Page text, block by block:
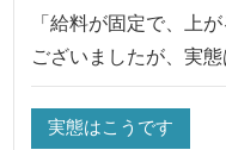
「給料が固定で、上
ございましたが、実
実態はこうです